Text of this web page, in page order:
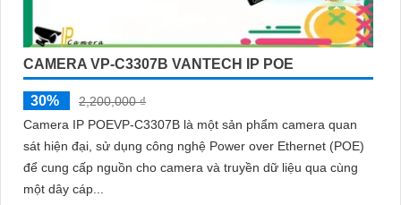
CAMERA VP-C3307B VANTECH IP POE
30%
2,200,000 ₫
Camera IP POEVP-C3307B là một sản phẩm camera quan
sát hiện đại, sử dụng công nghệ Power over Ethernet (POE)
để cung cấp nguồn cho camera và truyền dữ liệu qua cùng
một dây cáp...